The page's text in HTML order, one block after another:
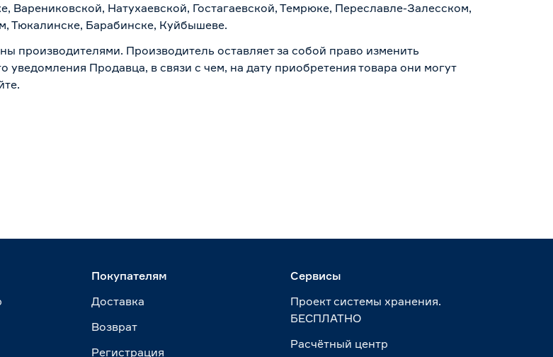
Натухаевской, Гостагаевской, Темрюке, Переславле-Залесском,
Тюкалинске, Барабинске, Куйбышеве.
производителями. Производитель оставляет за собой право изменить
Продавца, в связи с чем, на дату приобретения товара они могут
Покупателям
Доставка
Возврат
Регистрация
Сервисы
Проект системы хранения.
БЕСПЛАТНО
Расчётный центр